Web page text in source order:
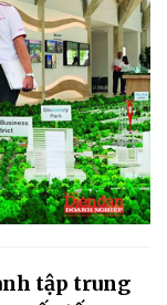
tập trung